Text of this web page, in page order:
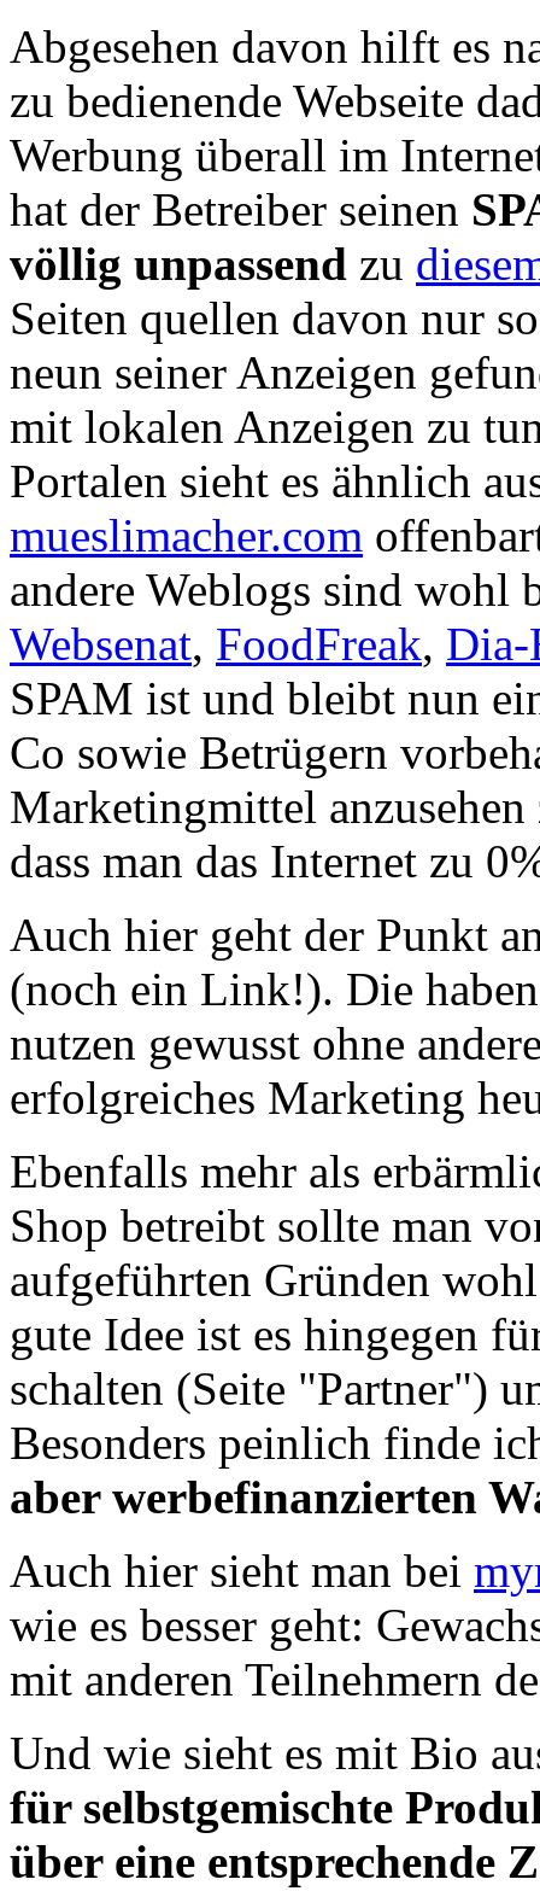
Abgesehen davon hilft es
zu bedienende Webseite
Werbung überall im
hat der Betreiber seinen
völlig unpassend zu
Seiten quellen davon nur
neun seiner Anzeigen
mit lokalen Anzeigen zu
Portalen sieht es ähnlich
mueslimacher.com
andere Weblogs sind wohl
Websenat, FoodFreak,
SPAM ist und bleibt nun
Co sowie Betrügern
Marketingmittel
dass man das Internet zu
Auch hier geht der Punkt
(noch ein Link!). Die
nutzen gewusst ohne
erfolgreiches Marketing
Ebenfalls mehr als
Shop betreibt sollte man
aufgeführten Gründen
gute Idee ist es hingegen
schalten (Seite "Partner")
Besonders peinlich finde
aber werbefinanzierten
Auch hier sieht man bei
wie es besser geht:
mit anderen Teilnehmern
Und wie sieht es mit Bio
für selbstgemischte
über eine entsprechende